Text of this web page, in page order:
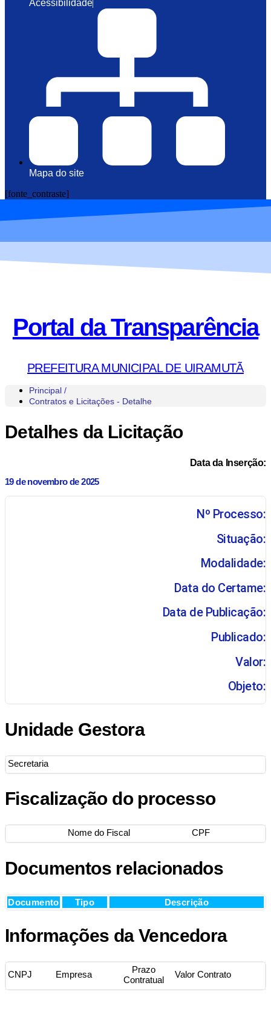
Acessibilidade
Mapa do site
[fonte_contraste]
Portal da Transparência
PREFEITURA MUNICIPAL DE UIRAMUTÃ
Principal /
Contratos e Licitações - Detalhe
Detalhes da Licitação
Data da Inserção:
19 de novembro de 2025
Nº Processo:
Situação:
Modalidade:
Data do Certame:
Data de Publicação:
Publicado:
Valor:
Objeto:
Unidade Gestora
Secretaria
Fiscalização do processo
Nome do Fiscal CPF
Documentos relacionados
Documento Tipo Descrição
Informações da Vencedora
CNPJ Empresa
Prazo
Contratual
Valor Contrato